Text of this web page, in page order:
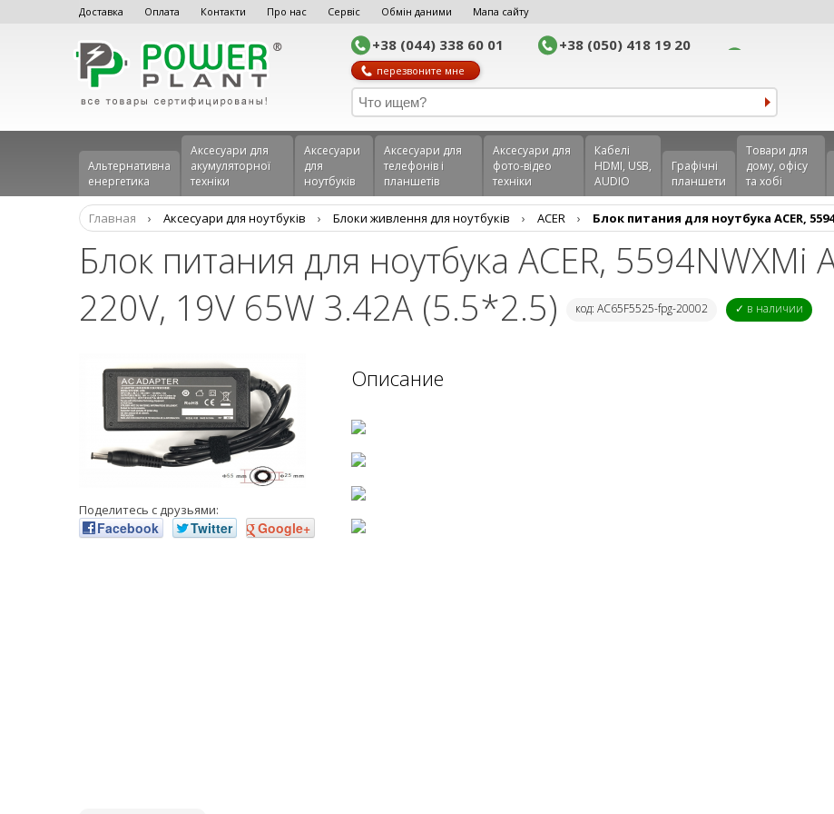
Доставка Оплата Контакти Про нас Сервіс Обмін даними Мапа сайту
+38 (044) 338 60 01 +38 (050) 418 19 20
перезвоните мне
Альтернативна
енергетика
Аксесуари для
акумуляторної
техніки
Аксесуари
для
ноутбуків
Аксеcуари для
телефонів і
планшетів
Аксесуари для
фото-відео
техніки
Кабелі
HDMI, USB,
AUDIO
Графічні
планшети
Товари для
дому, офісу
та хобі
Главная › Аксесуари для ноутбуків › Блоки живлення для ноутбуків › ACER › Блок питания для ноутбука ACER,
Блок питания для ноутбука ACER, 5594NWXMi
220V, 19V 65W 3.42A (5.5*2.5)
код: AC65F5525-fpg-20002 ✓ в наличии
Поделитесь с друзьями:
Facebook Twitter Google+
Описание